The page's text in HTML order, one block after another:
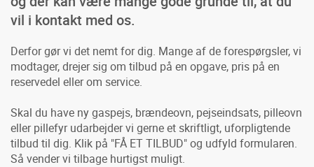
vil i kontakt med os.
Derfor gør vi det nemt for dig. Mange af de forespørgsler, vi
modtager, drejer sig om tilbud på en opgave, pris på en
reservedel eller om service.
Skal du have ny gaspejs, brændeovn, pejseindsats, pilleovn
eller pillefyr udarbejder vi gerne et skriftligt, uforpligtende
tilbud til dig. Klik på "FÅ ET TILBUD" og udfyld formularen.
Så vender vi tilbage hurtigst muligt.